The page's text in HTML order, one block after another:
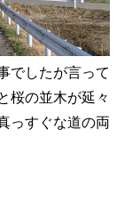
でしたが言って
桜の並木が延々
っすぐな道の両